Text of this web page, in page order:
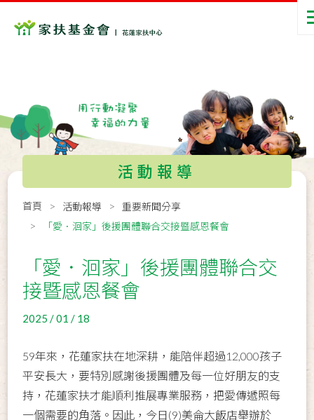
活動報導
首頁 活動報導
重要新聞分享
「愛．洄家」後援團體聯合交接暨感恩餐會
「愛．洄家」後援團體聯合交
接暨感恩餐會
2025 / 01 / 18
59年來，花蓮家扶在地深耕，能陪伴超過12,000孩子
平安長大，要特別感謝後援團體及每一位好朋友的支
持，花蓮家扶才能順利推展專業服務，把愛傳遞照每
一個需要的角落。因此，今日(9)美侖大飯店舉辦於